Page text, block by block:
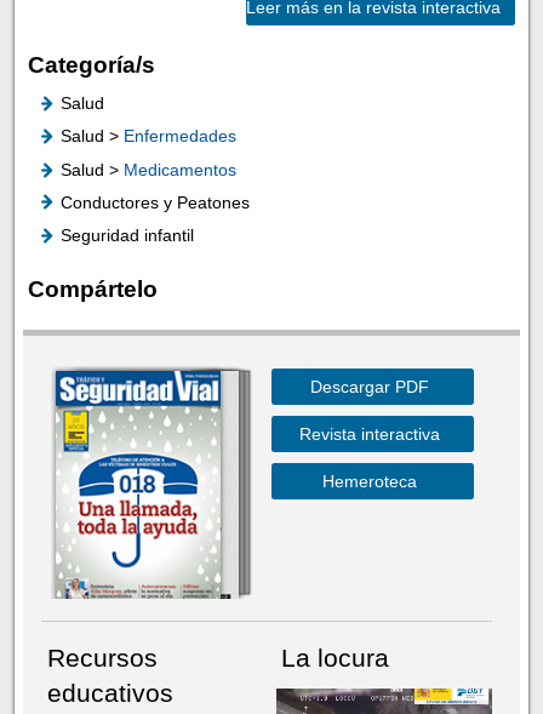
Leer más en la revista interactiva
Categoría/s
Salud
Salud > Enfermedades
Salud > Medicamentos
Conductores y Peatones
Seguridad infantil
Compártelo
Descargar PDF
Revista interactiva
Hemeroteca
Recursos
educativos
La locura